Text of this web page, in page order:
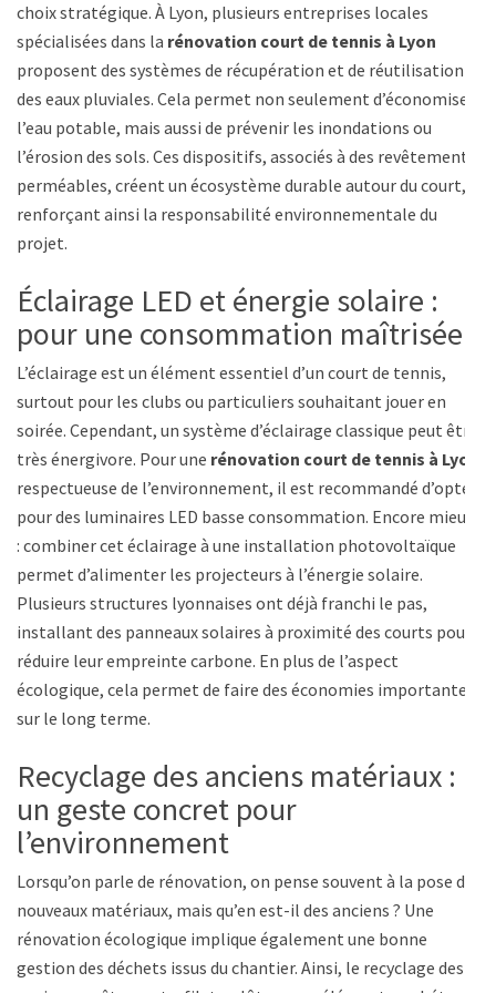
choix stratégique. À Lyon, plusieurs entreprises locales
spécialisées dans la rénovation court de tennis à Lyon
proposent des systèmes de récupération et de réutilisation
des eaux pluviales. Cela permet non seulement d’économiser
l’eau potable, mais aussi de prévenir les inondations ou
l’érosion des sols. Ces dispositifs, associés à des revêtements
perméables, créent un écosystème durable autour du court,
renforçant ainsi la responsabilité environnementale du
projet.
Éclairage LED et énergie solaire :
pour une consommation maîtrisée
L’éclairage est un élément essentiel d’un court de tennis,
surtout pour les clubs ou particuliers souhaitant jouer en
soirée. Cependant, un système d’éclairage classique peut être
très énergivore. Pour une rénovation court de tennis à Lyon
respectueuse de l’environnement, il est recommandé d’opter
pour des luminaires LED basse consommation. Encore mieux
: combiner cet éclairage à une installation photovoltaïque
permet d’alimenter les projecteurs à l’énergie solaire.
Plusieurs structures lyonnaises ont déjà franchi le pas,
installant des panneaux solaires à proximité des courts pour
réduire leur empreinte carbone. En plus de l’aspect
écologique, cela permet de faire des économies importantes
sur le long terme.
Recyclage des anciens matériaux :
un geste concret pour
l’environnement
Lorsqu’on parle de rénovation, on pense souvent à la pose de
nouveaux matériaux, mais qu’en est-il des anciens ? Une
rénovation écologique implique également une bonne
gestion des déchets issus du chantier. Ainsi, le recyclage des